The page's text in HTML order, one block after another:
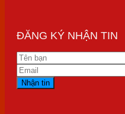
ĐĂNG KÝ NHẬN TIN